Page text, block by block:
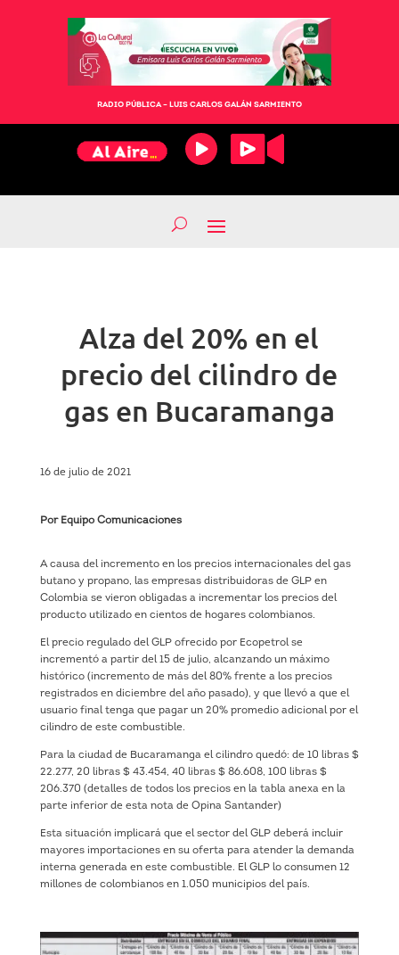
RADIO PÚBLICA – LUIS CARLOS GALÁN SARMIENTO
Alza del 20% en el
precio del cilindro de
gas en Bucaramanga
16 de julio de 2021
Por Equipo Comunicaciones
A causa del incremento en los precios internacionales del gas
butano y propano, las empresas distribuidoras de GLP en
Colombia se vieron obligadas a incrementar los precios del
producto utilizado en cientos de hogares colombianos.
El precio regulado del GLP ofrecido por Ecopetrol se
incrementó a partir del 15 de julio, alcanzando un máximo
histórico (incremento de más del 80% frente a los precios
registrados en diciembre del año pasado), y que llevó a que el
usuario final tenga que pagar un 20% promedio adicional por el
cilindro de este combustible.
Para la ciudad de Bucaramanga el cilindro quedó: de 10 libras $
22.277, 20 libras $ 43.454, 40 libras $ 86.608, 100 libras $
206.370 (detalles de todos los precios en la tabla anexa en la
parte inferior de esta nota de Opina Santander)
Esta situación implicará que el sector del GLP deberá incluir
mayores importaciones en su oferta para atender la demanda
interna generada en este combustible. El GLP lo consumen 12
millones de colombianos en 1.050 municipios del país.